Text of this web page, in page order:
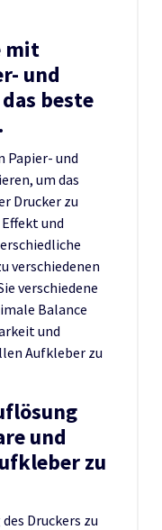
mit
und
beste
Papier- und
um das
Drucker zu
und
verschiedenen
verschiedene
Balance
und
Aufkleber zu
und
zu
Druckers zu